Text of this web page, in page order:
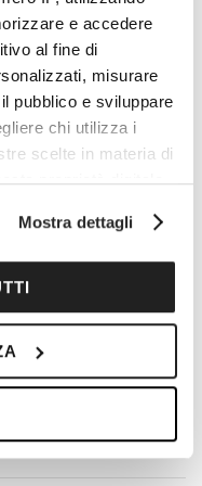
e accedere
al fine di
misurare
pubblico e sviluppare
chi utilizza i
scelte in materia di
proprietà digitale
in qualsiasi
o facendo clic
tua posizione
di qualche
scansionandolo
Mostra dettagli